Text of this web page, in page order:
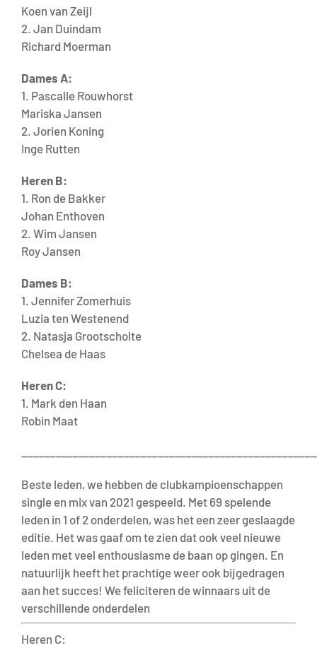
Koen van Zeijl
2. Jan Duindam
Richard Moerman
Dames A:
1. Pascalle Rouwhorst
Mariska Jansen
2. Jorien Koning
Inge Rutten
Heren B:
1. Ron de Bakker
Johan Enthoven
2. Wim Jansen
Roy Jansen
Dames B:
1. Jennifer Zomerhuis
Luzia ten Westenend
2. Natasja Grootscholte
Chelsea de Haas
Heren C:
1. Mark den Haan
Robin Maat
Beste leden, we hebben de clubkampioenschappen
single en mix van 2021 gespeeld. Met 69 spelende
leden in 1 of 2 onderdelen, was het een zeer geslaagde
editie. Het was gaaf om te zien dat ook veel nieuwe
leden met veel enthousiasme de baan op gingen. En
natuurlijk heeft het prachtige weer ook bijgedragen
aan het succes! We feliciteren de winnaars uit de
verschillende onderdelen
Heren C: